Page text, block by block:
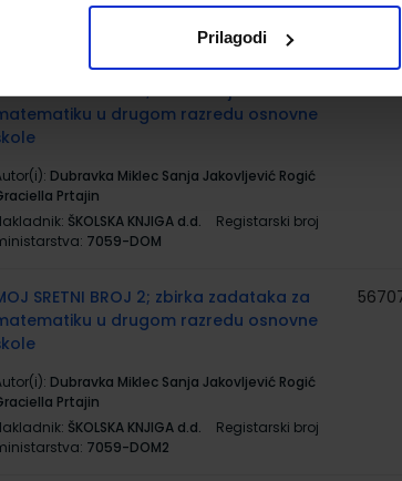
Prilagodi
ŠKOLSKA KNJIGA d.d.
SRETNI BROJ 2; radna bilježnica za
u drugom razredu osnovne
Dubravka Miklec Sanja Jakovljević Rogić
Prtajin
ŠKOLSKA KNJIGA d.d.
Registarski broj
7059-DOM
SRETNI BROJ 2; zbirka zadataka za
u drugom razredu osnovne
Dubravka Miklec Sanja Jakovljević Rogić
Prtajin
ŠKOLSKA KNJIGA d.d.
Registarski broj
7059-DOM2